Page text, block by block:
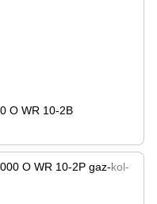
O WR 10-2B